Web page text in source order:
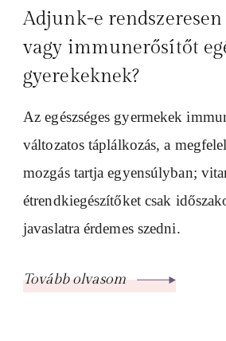
Adjunk-e
vagy immunerősítőt
gyerekeknek?
Az egészséges gyermekek
változatos táplálkozás, a
mozgás tartja egyensúlyban;
étrendkiegészítőket csak
javaslatra érdemes szedni.
Tovább olvasom